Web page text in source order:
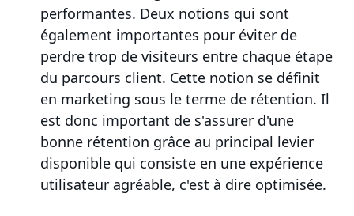
performantes. Deux notions qui sont
également importantes pour éviter de
perdre trop de visiteurs entre chaque étape
du parcours client. Cette notion se définit
en marketing sous le terme de rétention. Il
est donc important de s'assurer d'une
bonne rétention grâce au principal levier
disponible qui consiste en une expérience
utilisateur agréable, c'est à dire optimisée.